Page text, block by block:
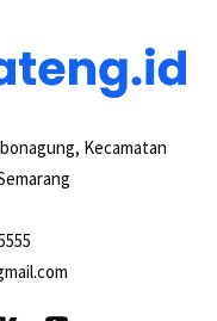
Kecamatan